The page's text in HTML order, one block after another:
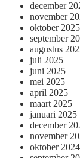
december
november
oktober 2025
september
augustus
juli 2025
juni 2025
mei 2025
april 2025
maart 2025
januari 2025
december
november
oktober 2024